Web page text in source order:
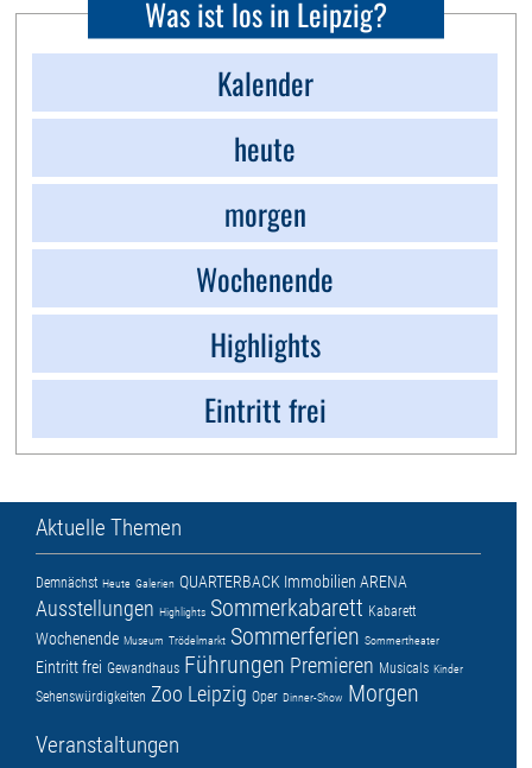
Was ist los in Leipzig?
Kalender
heute
morgen
Wochenende
Highlights
Eintritt frei
Aktuelle Themen
Demnächst Heute Galerien QUARTERBACK Immobilien ARENA
Ausstellungen Highlights Sommerkabarett Kabarett
Wochenende Museum Trödelmarkt Sommerferien Sommertheater
Eintritt frei Gewandhaus Führungen Premieren Musicals Kinder
Sehenswürdigkeiten Zoo Leipzig Oper Dinner-Show Morgen
Veranstaltungen